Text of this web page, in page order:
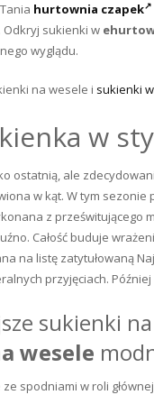
hurtownia czapek
Odkryj sukienki w
wyglądu.
na wesele i sukienki
w
ostatnią, ale
w kąt. W tym sezonie
z prześwitującego
Całość buduje
na listę zatytułowaną
przyjęciach.
sukienki
wesele
spodniami w roli